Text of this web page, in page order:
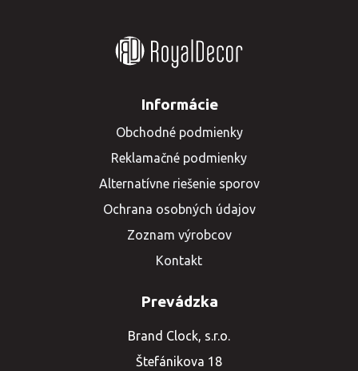
Informácie
Obchodné podmienky
Reklamačné podmienky
Alternatívne riešenie sporov
Ochrana osobných údajov
Zoznam výrobcov
Kontakt
Prevádzka
Brand Clock, s.r.o.
Štefánikova 18